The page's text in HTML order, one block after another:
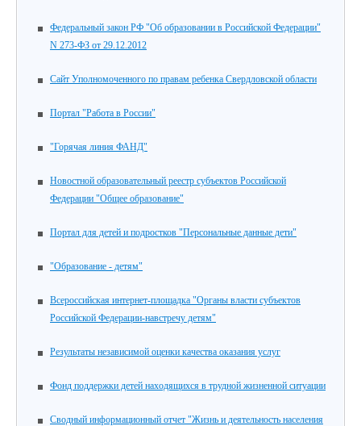
Федеральный закон РФ "Об образовании в Российской Федерации"
N 273-ФЗ от 29.12.2012
Сайт Уполномоченного по правам ребенка Свердловской области
Портал "Работа в России"
"Горячая линия ФАНД"
Новостной образовательный реестр субъектов Российской
Федерации "Общее образование"
Портал для детей и подростков "Персональные данные дети"
"Образование - детям"
Всероссийская интернет-площадка "Органы власти субъектов
Российской Федерации-навстречу детям"
Результаты независимой оценки качества оказания услуг
Фонд поддержки детей находящихся в трудной жизненной ситуации
Сводный информационный отчет "Жизнь и деятельность населения